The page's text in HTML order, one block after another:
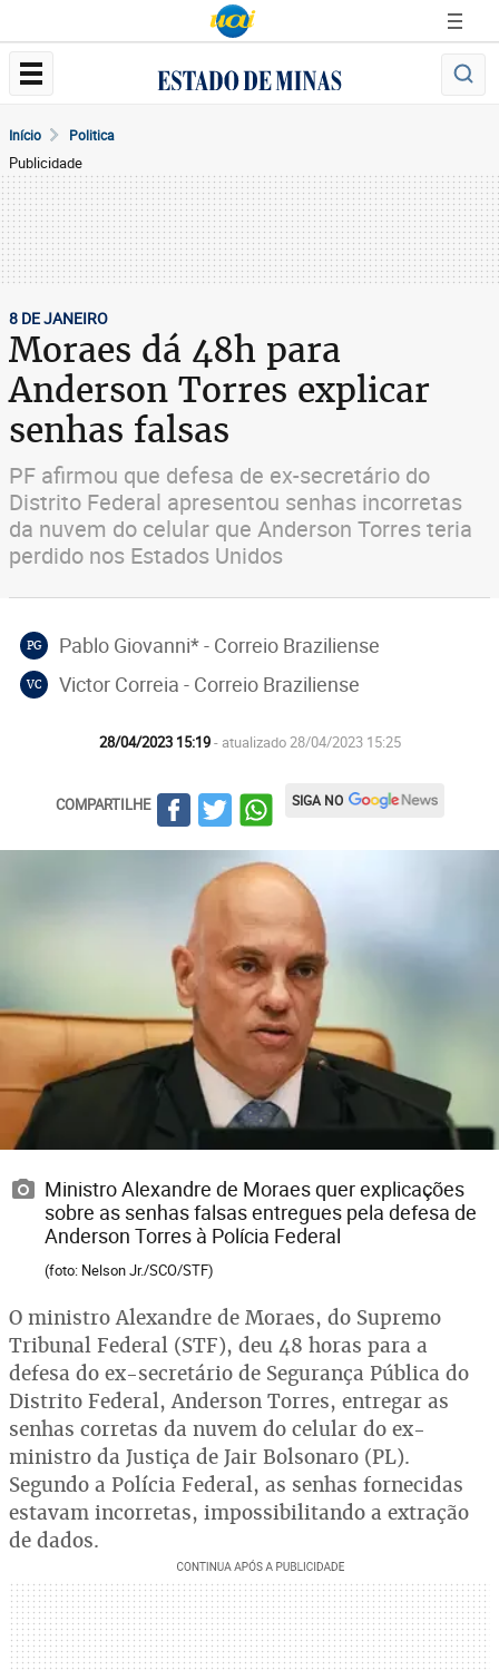
Início Politica
Publicidade
8 DE JANEIRO
Moraes dá 48h para
Anderson Torres explicar
senhas falsas
PF afirmou que defesa de ex-secretário do
Distrito Federal apresentou senhas incorretas
da nuvem do celular que Anderson Torres teria
perdido nos Estados Unidos
PG Pablo Giovanni* - Correio Braziliense
VC Victor Correia - Correio Braziliense
28/04/2023 15:19- atualizado 28/04/2023 15:25
COMPARTILHE SIGA NO
Ministro Alexandre de Moraes quer explicações
sobre as senhas falsas entregues pela defesa de
Anderson Torres à Polícia Federal
(foto: Nelson Jr./SCO/STF)
O ministro Alexandre de Moraes, do Supremo
Tribunal Federal (STF), deu 48 horas para a
defesa do ex-secretário de Segurança Pública do
Distrito Federal, Anderson Torres, entregar as
senhas corretas da nuvem do celular do ex-
ministro da Justiça de Jair Bolsonaro (PL).
Segundo a Polícia Federal, as senhas fornecidas
estavam incorretas, impossibilitando a extração
de dados.